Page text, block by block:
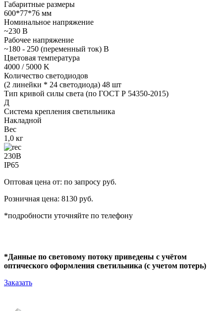
Габаритные размеры
600*77*76 мм
Номинальное напряжение
~230 В
Рабочее напряжение
~180 - 250 (переменный ток) В
Цветовая температура
4000 / 5000 K
Количество светодиодов
(2 линейки * 24 светодиода) 48 шт
Тип кривой силы света (по ГОСТ Р 54350-2015)
Д
Система крепления светильника
Накладной
Вес
1,0 кг
230В
IP65
Оптовая цена от: по запросу руб.
Розничная цена: 8130 руб.
*подробности уточняйте по телефону
*Данные по световому потоку приведены с учётом
оптического оформления светильника (с учетом потерь)
Заказать